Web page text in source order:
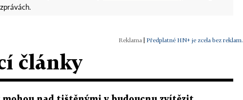
zprávách.
Předplatné HN+ je zcela bez reklam.
články